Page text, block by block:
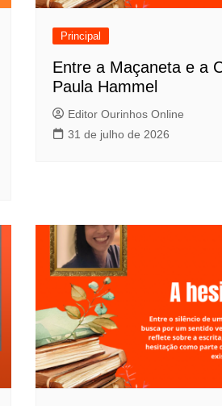
Principal
Entre a Maçaneta e a
Paula Hammel
Editor Ourinhos Online
31 de julho de 2026